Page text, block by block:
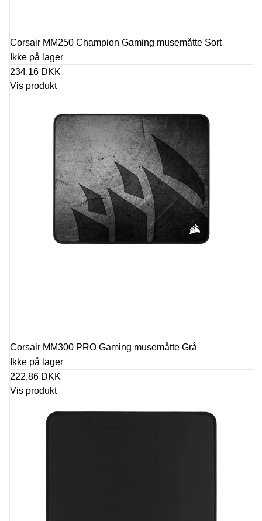
Corsair MM250 Champion Gaming musemåtte Sort
Ikke på lager
234,16 DKK
Vis produkt
Corsair MM300 PRO Gaming musemåtte Grå
Ikke på lager
222,86 DKK
Vis produkt